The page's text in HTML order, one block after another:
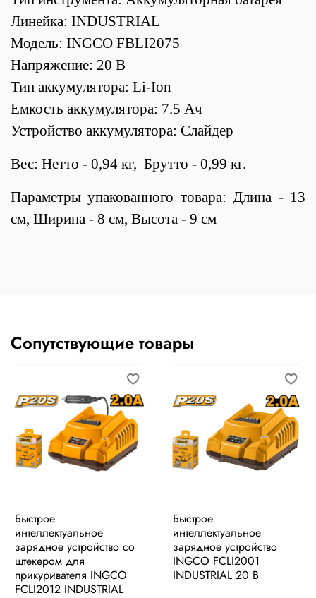
Линейка: INDUSTRIAL
Модель: INGCO FBLI2075
Напряжение: 20 В
Тип аккумулятора: Li-Ion
Емкость аккумулятора: 7.5 Ач
Устройство аккумулятора: Слайдер
Вес: Нетто - 0,94 кг, Брутто - 0,99 кг.
Параметры упакованного товара: Длина - 13
см, Ширина - 8 см, Высота - 9 см
Сопутствующие товары
Быстрое
интеллектуальное
зарядное устройство со
штекером для
прикуривателя INGCO
FCLI2012 INDUSTRIAL
Быстрое
интеллектуальное
зарядное устройство
INGCO FCLI2001
INDUSTRIAL 20 В